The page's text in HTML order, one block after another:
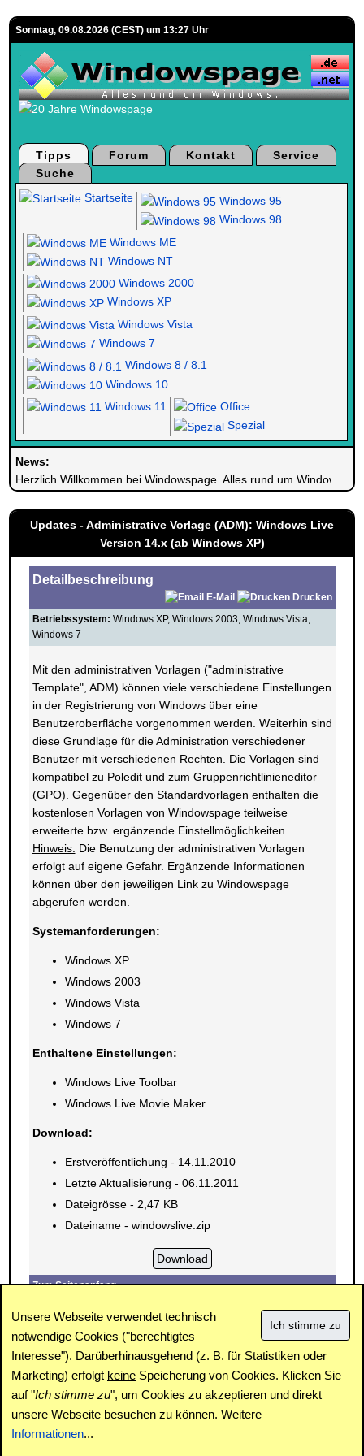
Sonntag, 09.08.2026 (CEST) um 13:27 Uhr
Tipps Forum Kontakt
Service
Suche
Startseite
Windows 95
Windows 98
Windows ME
Windows NT
Windows 2000
Windows XP
Windows Vista
Windows 7
Windows 8 / 8.1
Windows 10
Windows 11
Office
Spezial
News:
Herzlich Willkommen bei Windowspage. Alles rund um Windows.
Updates - Administrative Vorlage (ADM): Windows Live
Version 14.x (ab Windows XP)
Detailbeschreibung
E-Mail
Drucken
Betriebssystem: Windows XP, Windows 2003, Windows Vista,
Windows 7
Mit den administrativen Vorlagen ("administrative
Template", ADM) können viele verschiedene Einstellungen
in der Registrierung von Windows über eine
Benutzeroberfläche vorgenommen werden. Weiterhin sind
diese Grundlage für die Administration verschiedener
Benutzer mit verschiedenen Rechten. Die Vorlagen sind
kompatibel zu Poledit und zum Gruppenrichtlinieneditor
(GPO). Gegenüber den Standardvorlagen enthalten die
kostenlosen Vorlagen von Windowspage teilweise
erweiterte bzw. ergänzende Einstellmöglichkeiten.
Hinweis: Die Benutzung der administrativen Vorlagen
erfolgt auf eigene Gefahr. Ergänzende Informationen
können über den jeweiligen Link zu Windowspage
abgerufen werden.
Systemanforderungen:
Windows XP
Windows 2003
Windows Vista
Windows 7
Enthaltene Einstellungen:
Windows Live Toolbar
Windows Live Movie Maker
Download:
Erstveröffentlichung - 14.11.2010
Letzte Aktualisierung - 06.11.2011
Dateigrösse - 2,47 KB
Dateiname - windowslive.zip
Zum Seitenanfang
Unsere Webseite verwendet technisch
notwendige Cookies ("berechtigtes
Interesse"). Darüberhinausgehend (z. B. für Statistiken oder
Marketing) erfolgt keine Speicherung von Cookies. Klicken Sie
auf "Ich stimme zu", um Cookies zu akzeptieren und direkt
unsere Webseite besuchen zu können. Weitere
Informationen...
Impressum | Kontakt | Datenschutz / Cookies |
SPAM /
Abuse
| Newsletter | Forum